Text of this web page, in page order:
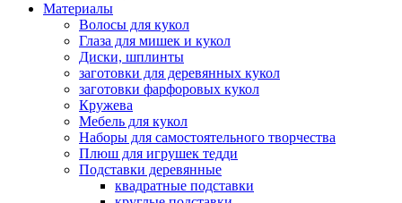
Материалы
Волосы для кукол
Глаза для мишек и кукол
Диски, шплинты
заготовки для деревянных кукол
заготовки фарфоровых кукол
Кружева
Мебель для кукол
Наборы для самостоятельного творчества
Плюш для игрушек тедди
Подставки деревянные
квадратные подставки